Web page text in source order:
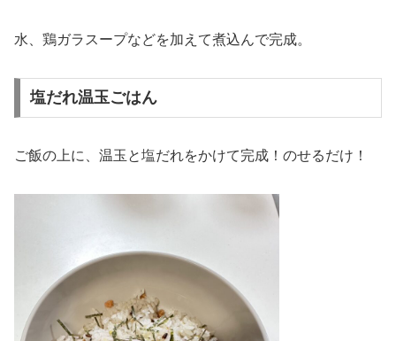
水、鶏ガラスープなどを加えて煮込んで完成。
塩だれ温玉ごはん
ご飯の上に、温玉と塩だれをかけて完成！のせるだけ！